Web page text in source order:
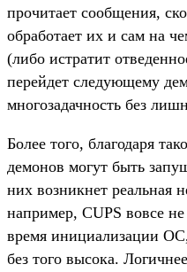
прочитает сообщения,
обработает их и сам на
(либо истратит
перейдет следующему
многозадачность без
Более того, благодаря
демонов могут быть
них возникнет реальная
например, CUPS вовсе не
время инициализации ОС,
без того высока.